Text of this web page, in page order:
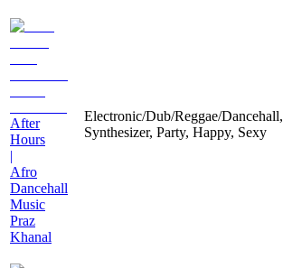
After
Hours
|
Afro
Dancehall
Music
Praz
Khanal
Electronic/Dub/Reggae/Dancehall,
Synthesizer, Party, Happy, Sexy